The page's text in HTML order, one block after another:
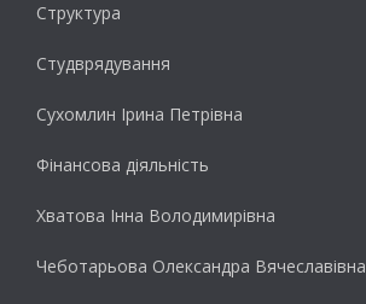
Структура
Студврядування
Сухомлин Ірина Петрівна
Фінансова діяльність
Хватова Інна Володимирівна
Чеботарьова Олександра Вячеславівна